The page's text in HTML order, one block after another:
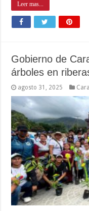
Leer mas...
Gobierno de
árboles en
agosto 31, 2025